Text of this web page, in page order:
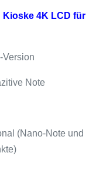
Kioske 4K LCD für
Version
Note
(Nano-Note und